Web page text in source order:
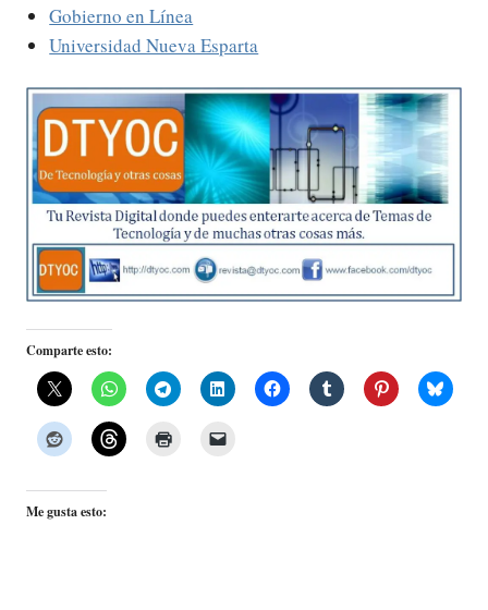
Gobierno en Línea
Universidad Nueva Esparta
Comparte esto:
Me gusta esto: